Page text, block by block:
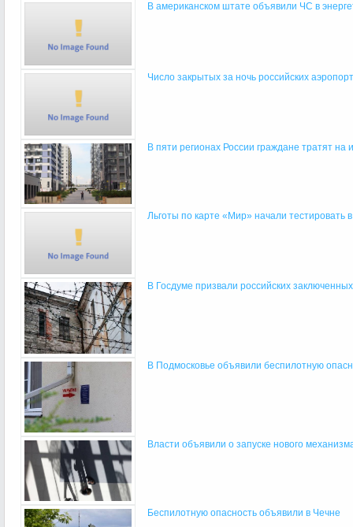
В американском штате объявили ЧС в
Число закрытых за ночь российских
В пяти регионах России граждане тратят на
Льготы по карте «Мир» начали тестировать
В Госдуме призвали российских заключенных
В Подмосковье объявили беспилотную
Власти объявили о запуске нового
Беспилотную опасность объявили в Чечне